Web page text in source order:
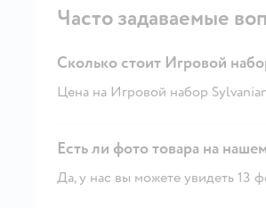
Часто задаваемые
Сколько стоит Игровой
Цена на Игровой набор
Есть ли фото товара на
Да, у нас вы можете увидеть 13